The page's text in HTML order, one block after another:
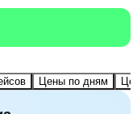
Цены по дням